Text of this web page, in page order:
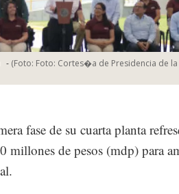
- (Foto: Foto: Cortes�a de Presidencia de la
fase de su cuarta planta
millones de pesos (mdp) para